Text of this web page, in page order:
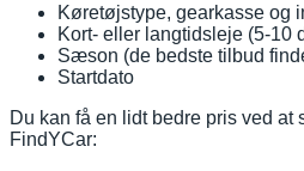
Køretøjstype, gearkasse og
Kort- eller langtidsleje (5-10
Sæson (de bedste tilbud
Startdato
Du kan få en lidt bedre pris ved at
FindYCar: